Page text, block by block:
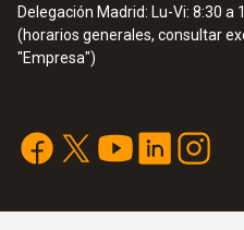
Delegación Madrid: Lu-Vi: 8:30 a
(horarios generales, consultar
"Empresa")